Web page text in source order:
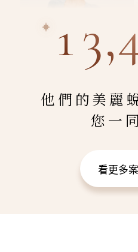
他們的美麗
您一
看更多